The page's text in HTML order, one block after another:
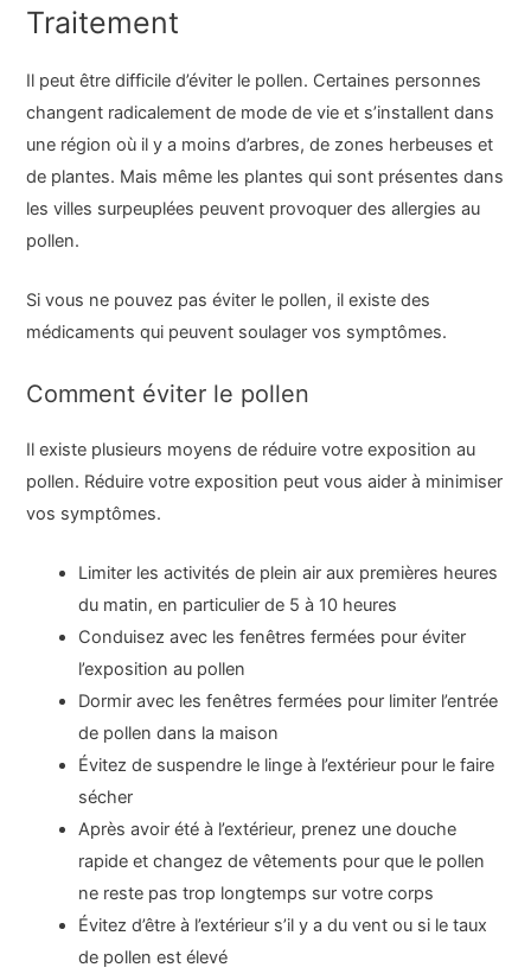
Traitement
Il peut être difficile d’éviter le pollen. Certaines personnes
changent radicalement de mode de vie et s’installent dans
une région où il y a moins d’arbres, de zones herbeuses et
de plantes. Mais même les plantes qui sont présentes dans
les villes surpeuplées peuvent provoquer des allergies au
pollen.
Si vous ne pouvez pas éviter le pollen, il existe des
médicaments qui peuvent soulager vos symptômes.
Comment éviter le pollen
Il existe plusieurs moyens de réduire votre exposition au
pollen. Réduire votre exposition peut vous aider à minimiser
vos symptômes.
Limiter les activités de plein air aux premières heures
du matin, en particulier de 5 à 10 heures
Conduisez avec les fenêtres fermées pour éviter
l’exposition au pollen
Dormir avec les fenêtres fermées pour limiter l’entrée
de pollen dans la maison
Évitez de suspendre le linge à l’extérieur pour le faire
sécher
Après avoir été à l’extérieur, prenez une douche
rapide et changez de vêtements pour que le pollen
ne reste pas trop longtemps sur votre corps
Évitez d’être à l’extérieur s’il y a du vent ou si le taux
de pollen est élevé